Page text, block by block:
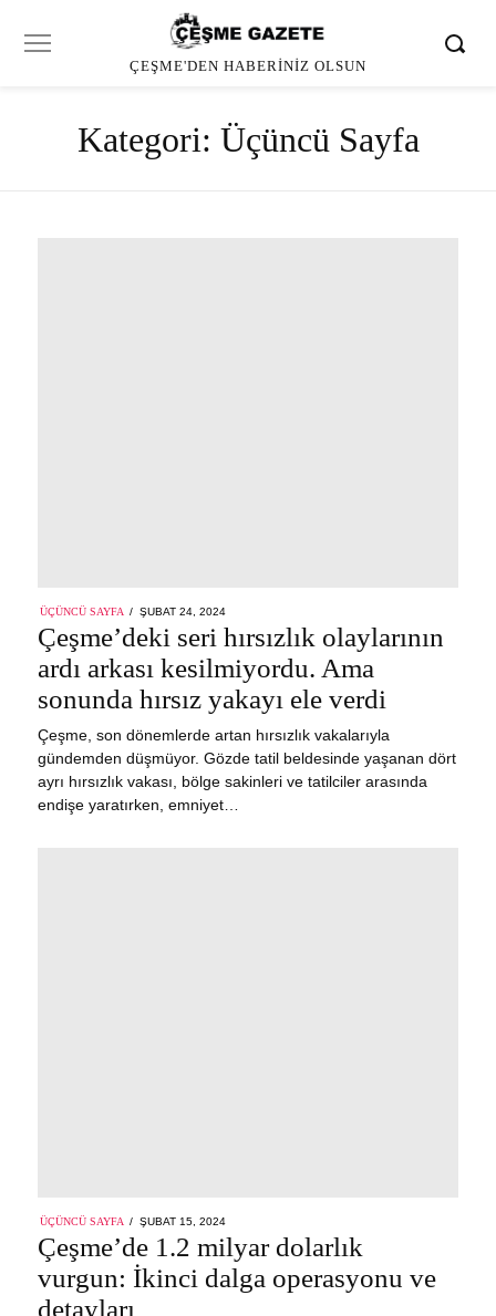
ÇEŞME'DEN HABERINIZ OLSUN
Kategori: Üçüncü Sayfa
ÜÇÜNCÜ SAYFA
POSTED
ON
ŞUBAT 24, 2024
24,
2024
Çeşme’deki seri hırsızlık olaylarının
ardı arkası kesilmiyordu. Ama
sonunda hırsız yakayı ele verdi
Çeşme, son dönemlerde artan hırsızlık vakalarıyla
gündemden düşmüyor. Gözde tatil beldesinde yaşanan dört
ayrı hırsızlık vakası, bölge sakinleri ve tatilciler arasında
endişe yaratırken, emniyet…
ÜÇÜNCÜ SAYFA
POSTED
ŞUBAT 15, 2024
Çeşme’de 1.2 milyar dolarlık
vurgun: İkinci dalga operasyonu ve
detayları